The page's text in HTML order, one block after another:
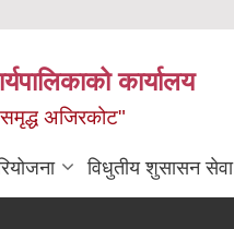
कार्यालय
समृद्ध अजिरकोट"
विधुतीय शुसासन सेवा